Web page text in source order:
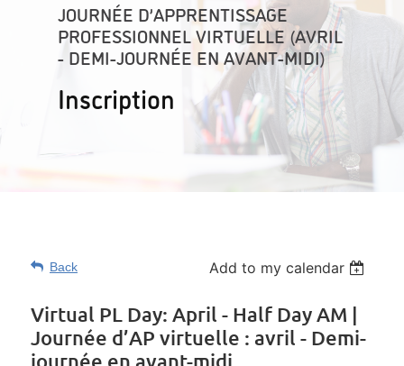
JOURNÉE D’APPRENTISSAGE
PROFESSIONNEL VIRTUELLE (AVRIL
- DEMI-JOURNÉE EN AVANT-MIDI)
Inscription